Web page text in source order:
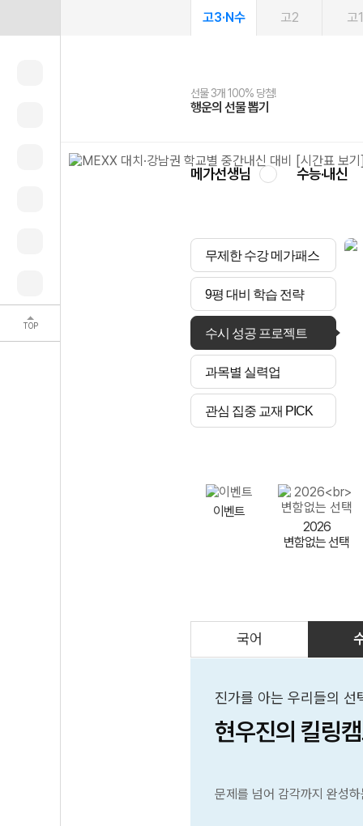
TOP
고3·N수 고2 고1
선물 3개 100% 당첨!
행운의 선물 뽑기
선물 100% 증정!
메가스터디 X 올리브
여름방학 스터디 캐시백
메가런 썸머스쿨
2027 러셀 단과
강사 공개선발
스마트러닝앱
설문 EVENT
메가패스
3일 무료 체험권
메가패스 수강생 무료혜택!
메가클럽 멤버십
사회공헌 캠페인
희망이룸 메가나눔
메가선생님 수능·내신
무제한 수강 메가패스
9평 대비 학습 전략
수시 성공 프로젝트
과목별 실력업
관심 집중 교재 PICK
이벤트
2026
변함없는 선택
국어
진가를 아는 우리들의 선
현우진의 킬링
문제를 넘어 감각까지 완성